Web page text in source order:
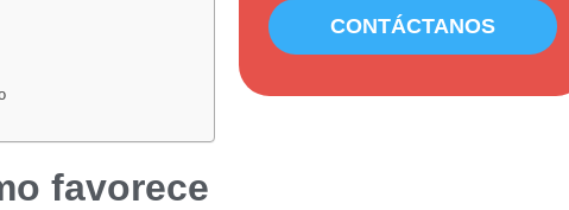
favorece
CONTÁCTANOS